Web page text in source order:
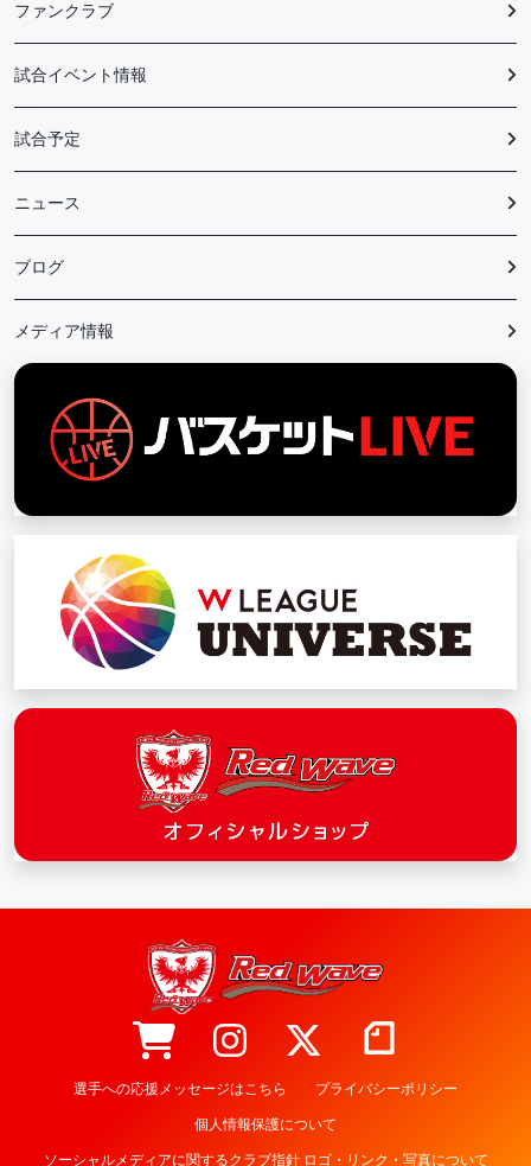
ファンクラブ
試合イベント情報
試合予定
ニュース
ブログ
メディア情報
選手への応援メッセージはこちら プライバシーポリシー
個人情報保護について
ソーシャルメディアに関するクラブ指針 ロゴ・リンク・写真について